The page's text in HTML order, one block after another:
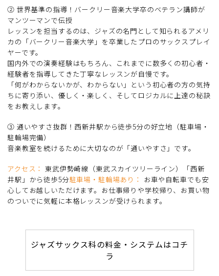
② 世界基準の指導！バークリー音楽大学卒のベテラン講師が
マンツーマンで伝授
レッスンを担当するのは、ジャズの名門として知られるアメリ
カの「バークリー音楽大学」を卒業したプロのサックスプレイ
ヤーです。
国内外での演奏経験はもちろん、これまでに数多くの初心者・
経験者を指導してきた丁寧なレッスンが自慢です。
「何がわからないかが、わからない」という初心者の方の気持
ちに寄り添い、優しく・楽しく、そしてロジカルに上達の秘訣
をお教えします。
③ 通いやすさ抜群！西新井駅から徒歩5分の好立地（駐車場・
駐輪場完備）
音楽教室を続けるために大切なのが「通いやすさ」です。
アクセス： 東武伊勢崎線（東武スカイツリーライン）「西新
井駅」から徒歩5分駐車場・駐輪場あり：
お車や自転車でも安
心してお越しいただけます。お仕事帰りや学校帰り、お買い物
のついでに気軽に本格レッスンが受けられます。
ジャズサックス科の料金・システムはコチ
ラ